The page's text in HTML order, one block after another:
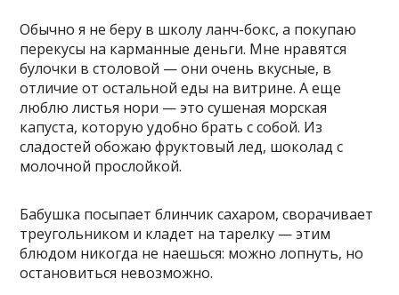
Обычно я не беру в школу ланч-бокс, а покупаю
перекусы на карманные деньги. Мне нравятся
булочки в столовой — они очень вкусные, в
отличие от остальной еды на витрине. А еще
люблю листья нори — это сушеная морская
капуста, которую удобно брать с собой. Из
сладостей обожаю фруктовый лед, шоколад с
молочной прослойкой.
Бабушка посыпает блинчик сахаром, сворачивает
треугольником и кладет на тарелку — этим
блюдом никогда не наешься: можно лопнуть, но
остановиться невозможно.